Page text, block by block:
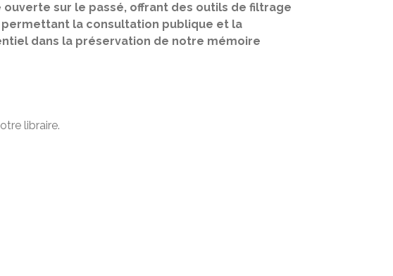
ouverte sur le passé, offrant des outils de filtrage
la consultation publique et la
dans la préservation de notre mémoire
libraire.